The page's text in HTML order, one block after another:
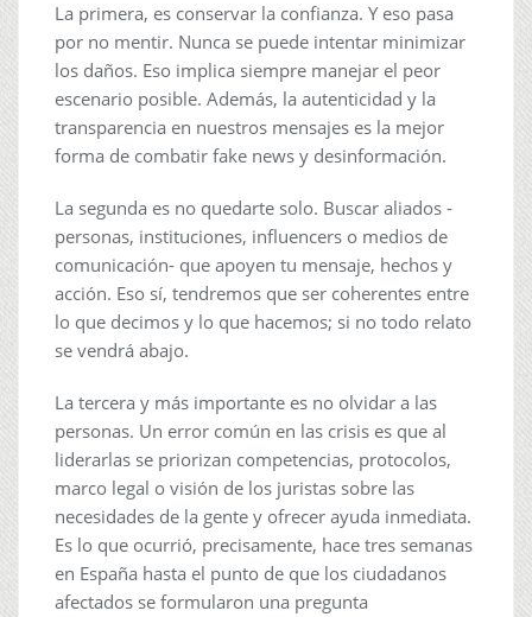
La primera, es conservar la confianza. Y eso pasa
por no mentir. Nunca se puede intentar minimizar
los daños. Eso implica siempre manejar el peor
escenario posible. Además, la autenticidad y la
transparencia en nuestros mensajes es la mejor
forma de combatir fake news y desinformación.
La segunda es no quedarte solo. Buscar aliados -
personas, instituciones, influencers o medios de
comunicación- que apoyen tu mensaje, hechos y
acción. Eso sí, tendremos que ser coherentes entre
lo que decimos y lo que hacemos; si no todo relato
se vendrá abajo.
La tercera y más importante es no olvidar a las
personas. Un error común en las crisis es que al
liderarlas se priorizan competencias, protocolos,
marco legal o visión de los juristas sobre las
necesidades de la gente y ofrecer ayuda inmediata.
Es lo que ocurrió, precisamente, hace tres semanas
en España hasta el punto de que los ciudadanos
afectados se formularon una pregunta